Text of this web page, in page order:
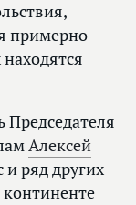
примерно
Председателя
Алексей
и ряд других